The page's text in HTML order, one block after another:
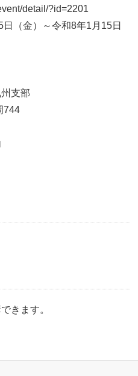
detail/?id=2201
金）～令和8年1月15日
支部
744
きます。